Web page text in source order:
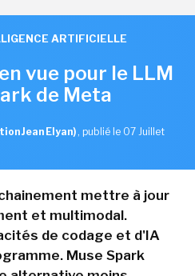
ARTIFICIELLE
vue pour le LLM
de Meta
Jean Elyan) , publié le 07 Juillet
mettre à jour
et multimodal.
de codage et d'IA
Muse Spark